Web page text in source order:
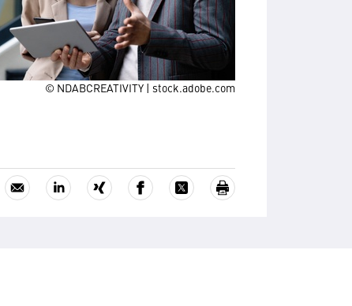
© NDABCREATIVITY | stock.adobe.com